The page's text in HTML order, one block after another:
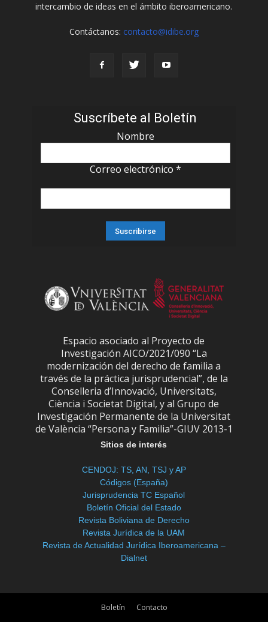
intercambio de ideas en el ámbito iberoamericano.
Contáctanos: contacto@idibe.org
Suscríbete al Boletín
Nombre
Correo electrónico *
Espacio asociado al Proyecto de
Investigación AICO/2021/090 “La
modernización del derecho de familia a
través de la práctica jurisprudencial”, de la
Conselleria d’Innovació, Universitats,
Ciència i Societat Digital, y al Grupo de
Investigación Permanente de la Universitat
de València “Persona y Familia”-GIUV 2013-1
Sitios de interés
CENDOJ: TS, AN, TSJ y AP
Códigos (España)
Jurisprudencia TC Español
Boletín Oficial del Estado
Revista Boliviana de Derecho
Revista Jurídica de la UAM
Revista de Actualidad Jurídica Iberoamericana –
Dialnet
Boletín Contacto